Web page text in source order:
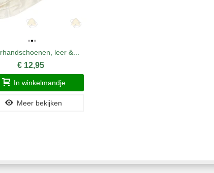
leer &...
€ 12,95
In winkelmandje
Meer bekijken